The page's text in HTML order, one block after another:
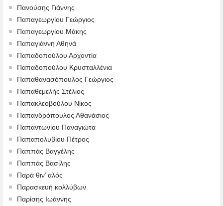
Πανούσης Γιάννης
Παπαγεωργίου Γεώργιος
Παπαγεωργίου Μάκης
Παπαγιάννη Αθηνά
Παπαδοπούλου Αρχοντία
Παπαδοπούλου Κρυσταλλένια
Παπαθανασόπουλος Γεώργιος
Παπαθεμελής Στέλιος
Παπακλεοβούλου Νίκος
Παπανδρόπουλος Αθανάσιος
Παπαντωνίου Παναγιώτα
Παπαπολυβίου Πέτρος
Παππάς Βαγγέλης
Παππάς Βασίλης
Παρά θιν’ αλός
Παρασκευή κολλύβων
Παρίσης Ιωάννης